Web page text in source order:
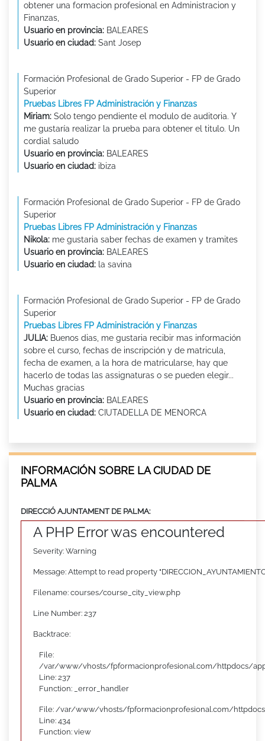
obtener una formacion profesional en Administracion y
Finanzas,
Usuario en provincia: BALEARES
Usuario en ciudad: Sant Josep
Formación Profesional de Grado Superior - FP de Grado
Superior
Pruebas Libres FP Administración y Finanzas
Miriam: Solo tengo pendiente el modulo de auditoria. Y
me gustaría realizar la prueba para obtener el titulo. Un
cordial saludo
Usuario en provincia: BALEARES
Usuario en ciudad: ibiza
Formación Profesional de Grado Superior - FP de Grado
Superior
Pruebas Libres FP Administración y Finanzas
Nikola: me gustaria saber fechas de examen y tramites
Usuario en provincia: BALEARES
Usuario en ciudad: la savina
Formación Profesional de Grado Superior - FP de Grado
Superior
Pruebas Libres FP Administración y Finanzas
JULIA: Buenos dias, me gustaria recibir mas información
sobre el curso, fechas de inscripción y de matricula,
fecha de examen, a la hora de matricularse, hay que
hacerlo de todas las assignaturas o se pueden elegir...
Muchas gracias
Usuario en provincia: BALEARES
Usuario en ciudad: CIUTADELLA DE MENORCA
INFORMACIÓN SOBRE LA CIUDAD DE
PALMA
DIRECCIÓ AJUNTAMENT DE PALMA:
A PHP Error was encountered
Severity: Warning
Message: Attempt to read property
Filename: courses/course_city_view.php
Line Number: 237
Backtrace:
File:
/var/www/vhosts/fpformacionprofesional.com/httpdocs/
Line: 237
Function: _error_handler
File: /var/www/vhosts/fpformacionprofesional.com/
Line: 434
Function: view